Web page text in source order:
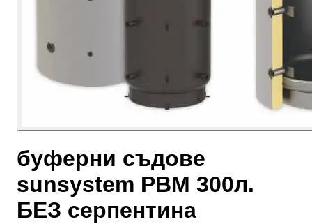
буферни съдове
sunsystem PBM 300л.
БЕЗ серпентина